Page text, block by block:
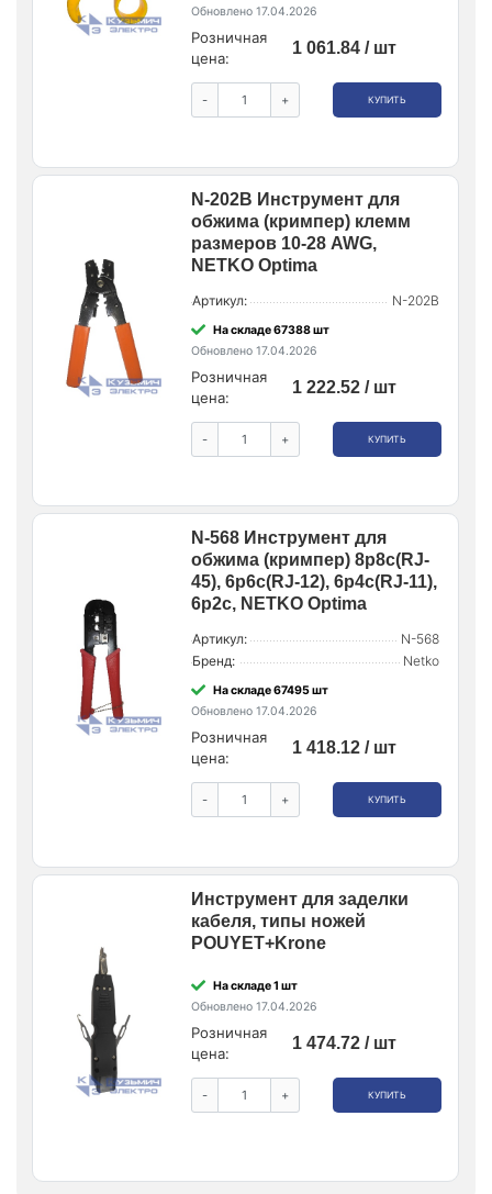
Обновлено 17.04.2026
Розничная
цена:
1 061.84 / шт
- + КУПИТЬ
N-202B Инструмент для
обжима (кримпер) клемм
размеров 10-28 AWG,
NETKO Optima
Артикул: N-202B
На складе 67388 шт
Обновлено 17.04.2026
Розничная
цена:
1 222.52 / шт
- + КУПИТЬ
N-568 Инструмент для
обжима (кримпер) 8p8c(RJ-
45), 6p6c(RJ-12), 6p4c(RJ-11),
6p2c, NETKO Optima
Артикул:
N-568
Бренд:
Netko
На складе 67495 шт
Обновлено 17.04.2026
Розничная
цена:
1 418.12 / шт
- + КУПИТЬ
Инструмент для заделки
кабеля, типы ножей
POUYET+Krone
На складе 1 шт
Обновлено 17.04.2026
Розничная
цена:
1 474.72 / шт
- + КУПИТЬ